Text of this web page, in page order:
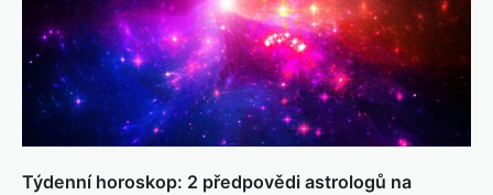
Týdenní horoskop: 2 předpovědi astrologů na